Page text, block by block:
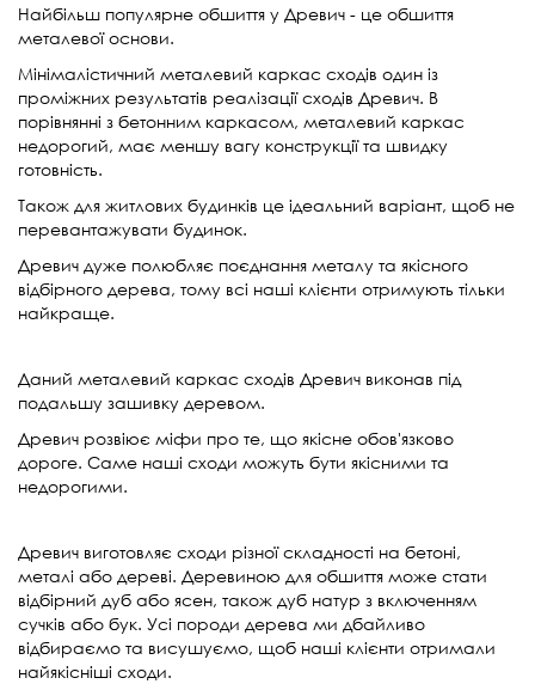
Найбільш популярне обшиття у Древич - це обшиття
металевої основи.
Мінімалістичний металевий каркас сходів один із
проміжних результатів реалізації сходів Древич. В
порівнянні з бетонним каркасом, металевий каркас
недорогий, має меншу вагу конструкції та швидку
готовність.
Також для житлових будинків це ідеальний варіант, щоб не
перевантажувати будинок.
Древич дуже полюбляє поєднання металу та якісного
відбірного дерева, тому всі наші клієнти отримують тільки
найкраще.
Даний металевий каркас сходів Древич виконав під
подальшу зашивку деревом.
Древич розвіює міфи про те, що якісне обов'язково
дороге. Саме наші сходи можуть бути якісними та
недорогими.
Древич виготовляє сходи різної складності на бетоні,
металі або дереві. Деревиною для обшиття може стати
відбірний дуб або ясен, також дуб натур з включенням
сучків або бук. Усі породи дерева ми дбайливо
відбираємо та висушуємо, щоб наші клієнти отримали
найякісніші сходи.